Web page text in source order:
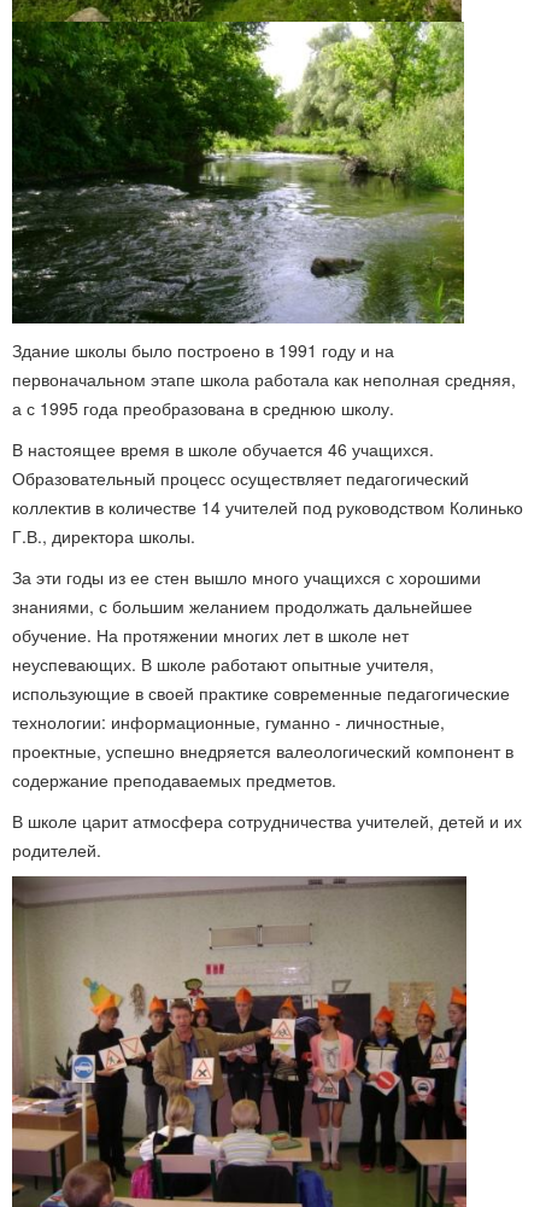
Здание школы было построено в 1991 году и на
первоначальном этапе школа работала как неполная средняя,
а с 1995 года преобразована в среднюю школу.
В настоящее время в школе обучается 46 учащихся.
Образовательный процесс осуществляет педагогический
коллектив в количестве 14 учителей под руководством Колинько
Г.В., директора школы.
За эти годы из ее стен вышло много учащихся с хорошими
знаниями, с большим желанием продолжать дальнейшее
обучение. На протяжении многих лет в школе нет
неуспевающих. В школе работают опытные учителя,
использующие в своей практике современные педагогические
технологии: информационные, гуманно - личностные,
проектные, успешно внедряется валеологический компонент в
содержание преподаваемых предметов.
В школе царит атмосфера сотрудничества учителей, детей и их
родителей.